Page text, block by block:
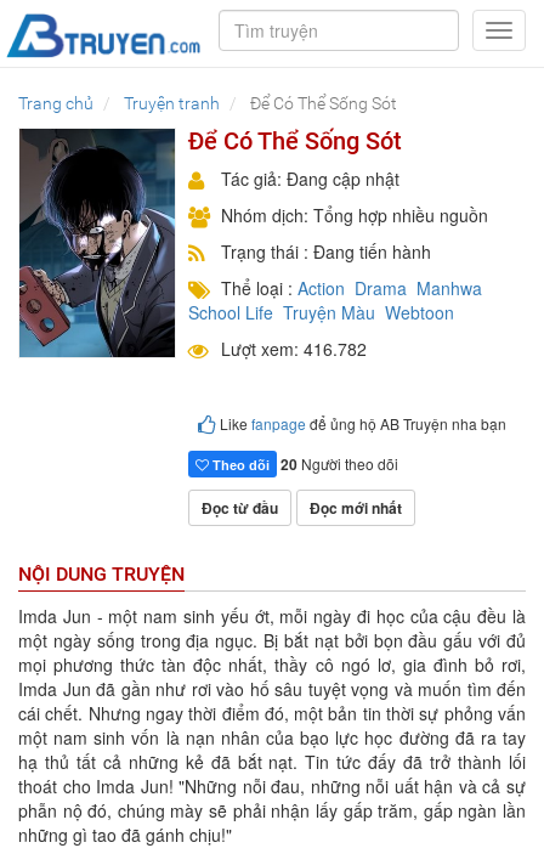
Trang chủ Truyện tranh Để Có Thể Sống Sót
Để Có Thể Sống Sót
Tác giả: Đang cập nhật
Nhóm dịch: Tổng hợp nhiều nguồn
Trạng thái : Đang tiến hành
Thể loại : Action Drama Manhwa
School Life Truyện Màu Webtoon
Lượt xem: 416.782
Like fanpage để ủng hộ AB Truyện nha bạn
Theo dõi 20 Người theo dõi
Đọc từ đầu Đọc mới nhất
NỘI DUNG TRUYỆN
Imda Jun - một nam sinh yếu ớt, mỗi ngày đi học của cậu đều là
một ngày sống trong địa ngục. Bị bắt nạt bởi bọn đầu gấu với đủ
mọi phương thức tàn độc nhất, thầy cô ngó lơ, gia đình bỏ rơi,
Imda Jun đã gần như rơi vào hố sâu tuyệt vọng và muốn tìm đến
cái chết. Nhưng ngay thời điểm đó, một bản tin thời sự phỏng vấn
một nam sinh vốn là nạn nhân của bạo lực học đường đã ra tay
hạ thủ tất cả những kẻ đã bắt nạt. Tin tức đấy đã trở thành lối
thoát cho Imda Jun! "Những nỗi đau, những nỗi uất hận và cả sự
phẫn nộ đó, chúng mày sẽ phải nhận lấy gấp trăm, gấp ngàn lần
những gì tao đã gánh chịu!"